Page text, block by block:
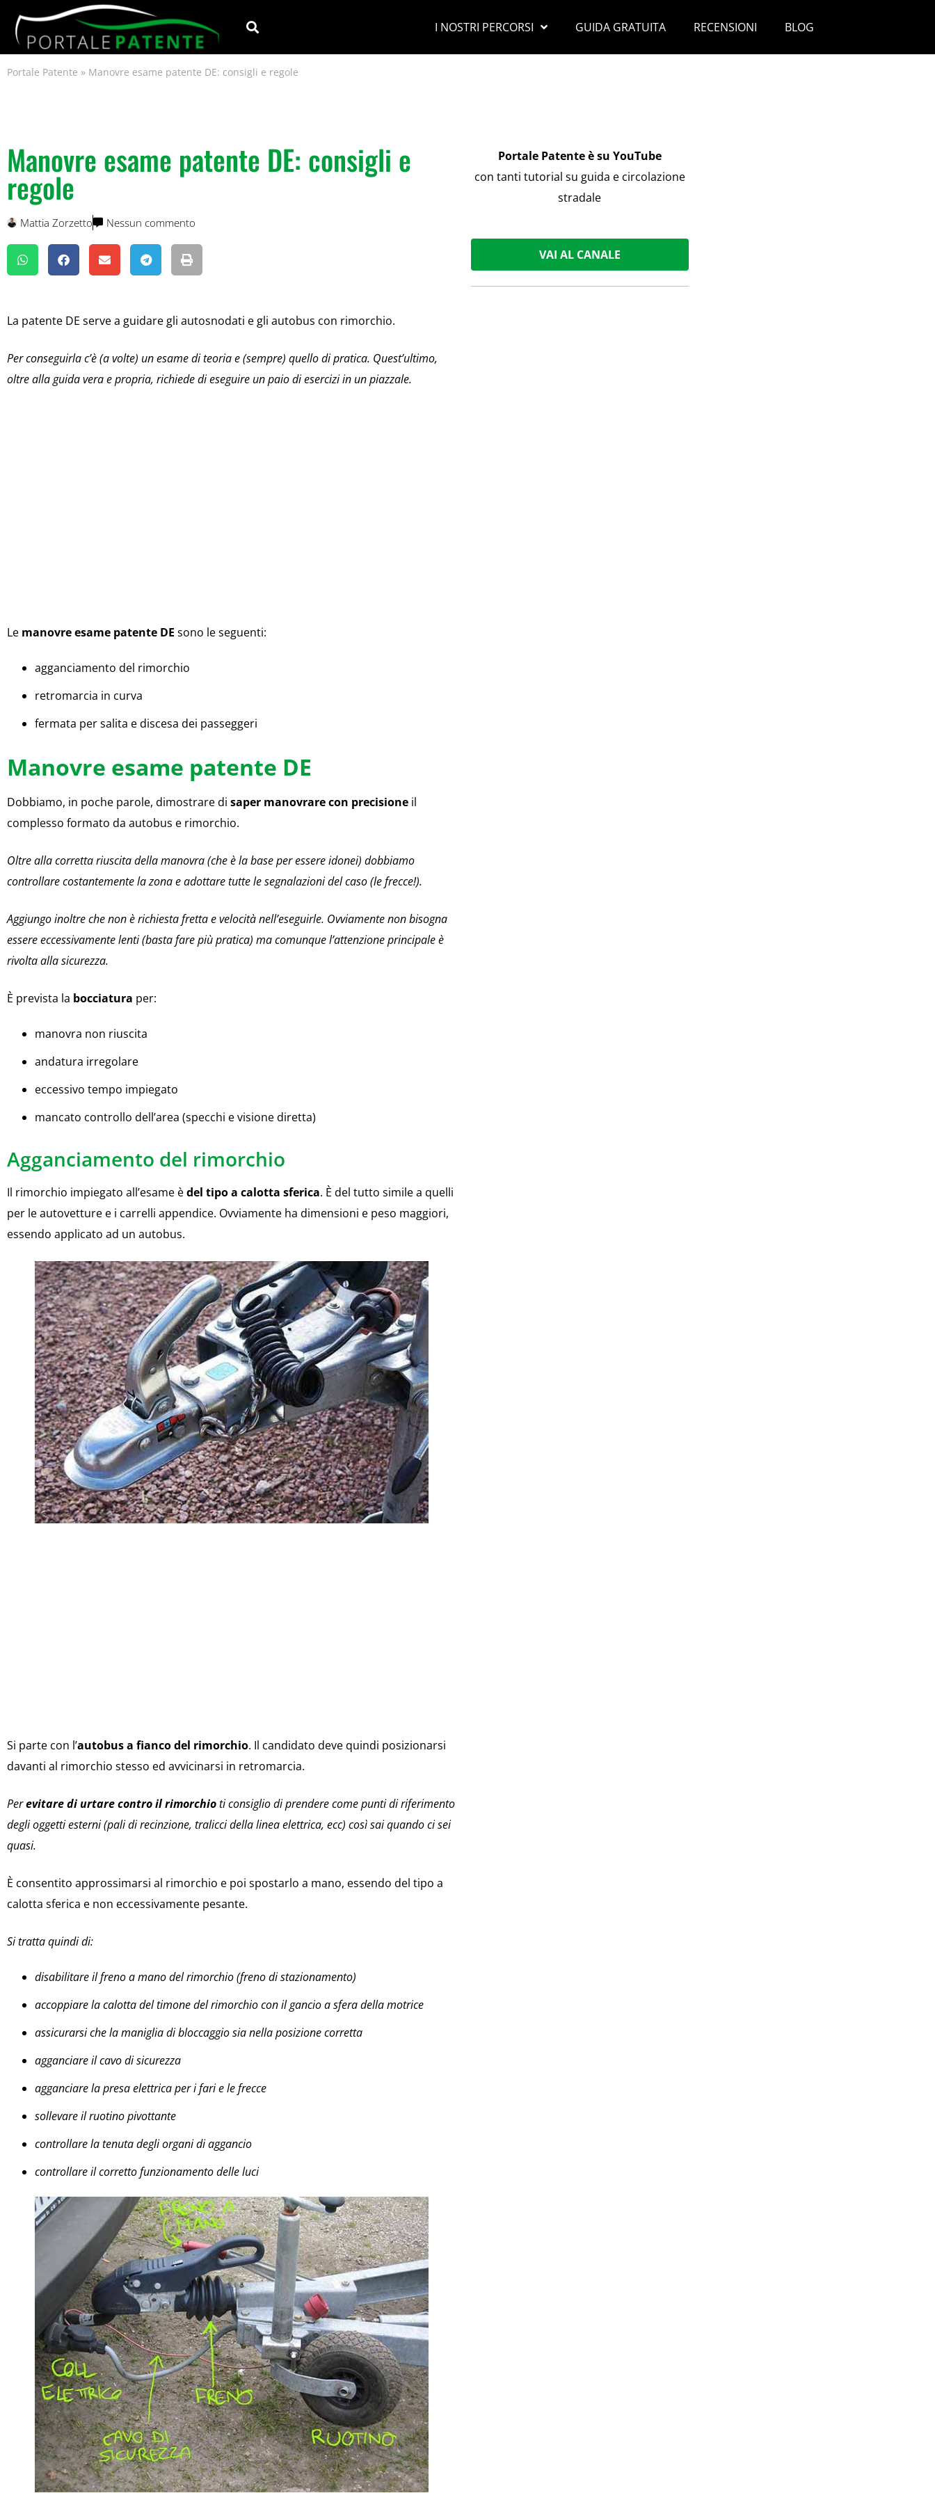
I NOSTRI PERCORSI GUIDA GRATUITA RECENSIONI BLOG
Portale Patente » Manovre esame patente DE: consigli e regole
Manovre esame patente DE: consigli e
regole
Mattia Zorzetto Nessun commento
La patente DE serve a guidare gli autosnodati e gli autobus con rimorchio.
Per conseguirla c’è (a volte) un esame di teoria e (sempre) quello di pratica. Quest’ultimo,
oltre alla guida vera e propria, richiede di eseguire un paio di esercizi in un piazzale.
Le manovre esame patente DE sono le seguenti:
agganciamento del rimorchio
retromarcia in curva
fermata per salita e discesa dei passeggeri
Manovre esame patente DE
Dobbiamo, in poche parole, dimostrare di saper manovrare con precisione il
complesso formato da autobus e rimorchio.
Oltre alla corretta riuscita della manovra (che è la base per essere idonei) dobbiamo
controllare costantemente la zona e adottare tutte le segnalazioni del caso (le frecce!).
Aggiungo inoltre che non è richiesta fretta e velocità nell’eseguirle. Ovviamente non bisogna
essere eccessivamente lenti (basta fare più pratica) ma comunque l’attenzione principale è
rivolta alla sicurezza.
È prevista la bocciatura per:
manovra non riuscita
andatura irregolare
eccessivo tempo impiegato
mancato controllo dell’area (specchi e visione diretta)
Agganciamento del rimorchio
Il rimorchio impiegato all’esame èdel tipo a calotta sferica. È del tutto simile a quelli
per le autovetture e i carrelli appendice. Ovviamente ha dimensioni e peso maggiori,
essendo applicato ad un autobus.
Si parte con l’autobusa fianco del rimorchio. Il candidato deve quindi posizionarsi
davanti al rimorchio stesso ed avvicinarsi in retromarcia.
Perevitare di urtare contro il rimorchioti consiglio di prendere come punti di riferimento
degli oggetti esterni (pali di recinzione, tralicci della linea elettrica, ecc) così sai quando ci sei
quasi.
È consentito approssimarsi al rimorchio e poi spostarlo a mano, essendo del tipo a
calotta sferica e non eccessivamente pesante.
Si tratta quindi di:
disabilitare il freno a mano del rimorchio (freno di stazionamento)
accoppiare la calotta del timone del rimorchio con il gancio a sfera della motrice
assicurarsi che la maniglia di bloccaggio sia nella posizione corretta
agganciare il cavo di sicurezza
agganciare la presa elettrica per i fari e le frecce
sollevare il ruotino pivottante
controllare la tenuta degli organi di aggancio
controllare il corretto funzionamento delle luci
Portale Patente è su YouTube
con tanti tutorial su guida e circolazione
stradale
VAI AL CANALE